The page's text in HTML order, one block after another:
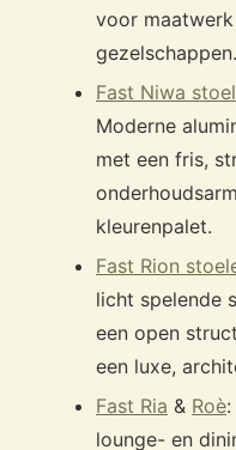
voor
gezelschappen.
Fast Niwa
Moderne
met een fris,
kleurenpalet.
Fast Rion
licht spelende
een open
een luxe,
Fast Ria & Roè
lounge- en